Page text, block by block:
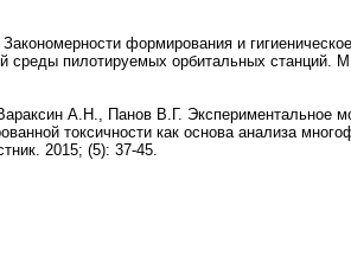
формирования и
среды пилотируемых орбитальных станций.
А.Н., Панов В.Г. Экспериментальное
токсичности как основа анализа
2015; (5): 37-45.